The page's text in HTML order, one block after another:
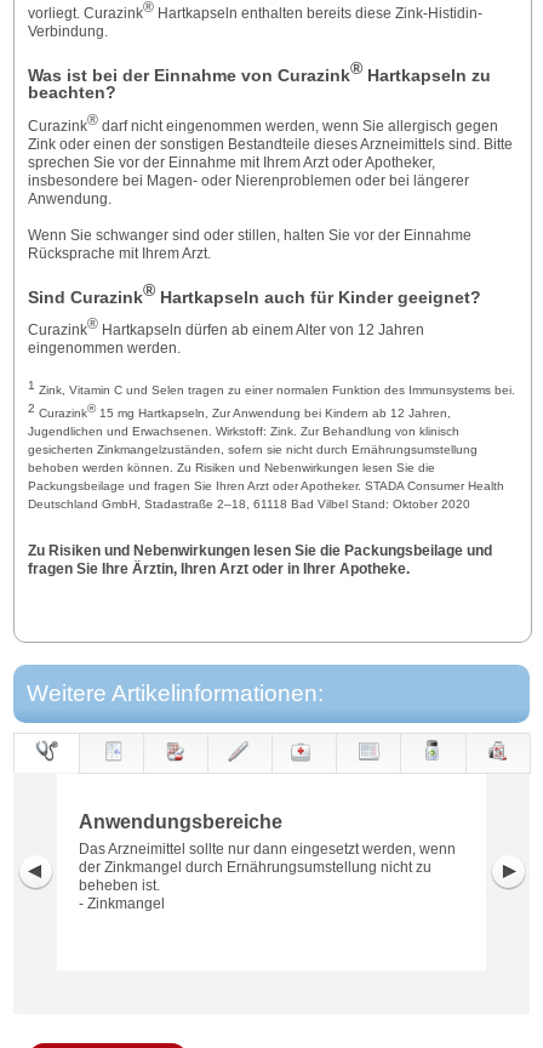
vorliegt. Curazink®Hartkapseln enthalten bereits diese Zink-Histidin-
Verbindung.
Was ist bei der Einnahme von Curazink®Hartkapseln zu
beachten?
Curazink®darf nicht eingenommen werden, wenn Sie allergisch gegen
Zink oder einen der sonstigen Bestandteile dieses Arzneimittels sind. Bitte
sprechen Sie vor der Einnahme mit Ihrem Arzt oder Apotheker,
insbesondere bei Magen- oder Nierenproblemen oder bei längerer
Anwendung.
Wenn Sie schwanger sind oder stillen, halten Sie vor der Einnahme
Rücksprache mit Ihrem Arzt.
Sind Curazink®Hartkapseln auch für Kinder geeignet?
Curazink®Hartkapseln dürfen ab einem Alter von 12 Jahren
eingenommen werden.
1 Zink, Vitamin C und Selen tragen zu einer normalen Funktion des Immunsystems bei.
2 Curazink®15 mg Hartkapseln, Zur Anwendung bei Kindern ab 12 Jahren,
Jugendlichen und Erwachsenen. Wirkstoff: Zink. Zur Behandlung von klinisch
gesicherten Zinkmangelzuständen, sofern sie nicht durch Ernährungsumstellung
behoben werden können. Zu Risiken und Nebenwirkungen lesen Sie die
Packungsbeilage und fragen Sie Ihren Arzt oder Apotheker. STADA Consumer Health
Deutschland GmbH, Stadastraße 2–18, 61118 Bad Vilbel Stand: Oktober 2020
Zu Risiken und Nebenwirkungen lesen Sie die Packungsbeilage und
fragen Sie Ihre Ärztin, Ihren Arzt oder in Ihrer Apotheke.
Weitere Artikelinformationen:
Anwendungsbereiche
Das Arzneimittel sollte nur dann eingesetzt werden, wenn
der Zinkmangel durch Ernährungsumstellung nicht zu
beheben ist.
- Zinkmangel